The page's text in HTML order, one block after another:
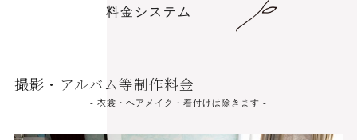
料金 シ ス テ ム
撮影・アルバム等制作料金
- 衣裳・ヘアメイク・着付けは除きます -